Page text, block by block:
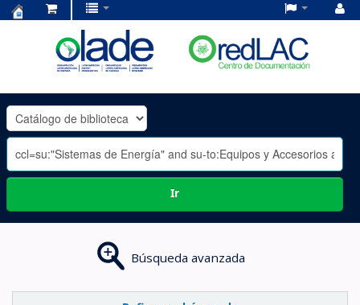
OLADE
-
Ir
Búsqueda avanzada